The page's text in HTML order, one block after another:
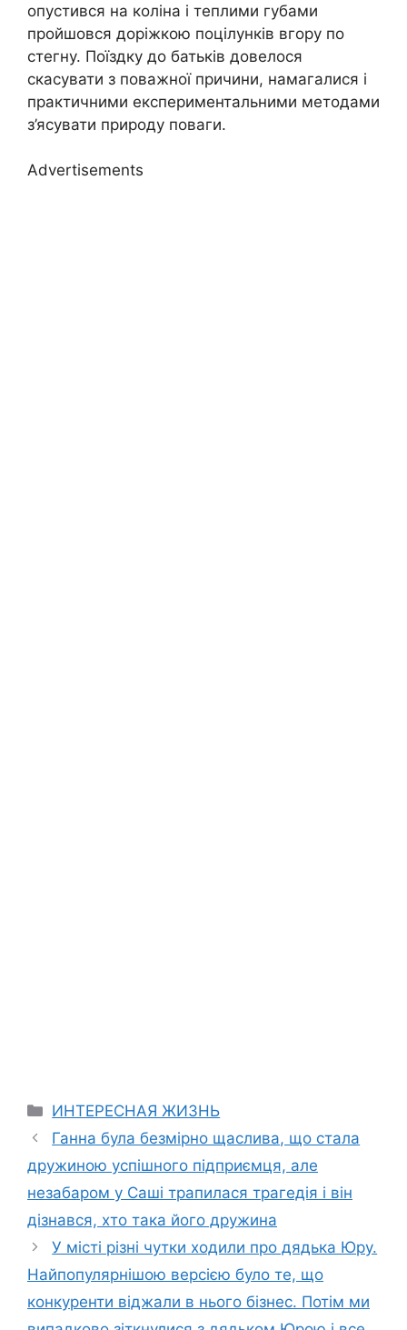
опустився на коліна і теплими губами
пройшовся доріжкою поцілунків вгору по
стегну. Поїздку до батьків довелося
скасувати з поважної причини, намагалися і
практичними експериментальними методами
з’ясувати природу поваги.
Advertisements
Categories
ИНТЕРЕСНАЯ ЖИЗНЬ
Ганна була безмірно щаслива, що стала
дружиною успішного підприємця, але
незабаром у Саші трапилася трагедія і він
дізнався, хто така його дружина
У місті різні чутки ходили про дядька Юру.
Найпопулярнішою версією було те, що
конкуренти віджали в нього бізнес. Потім ми